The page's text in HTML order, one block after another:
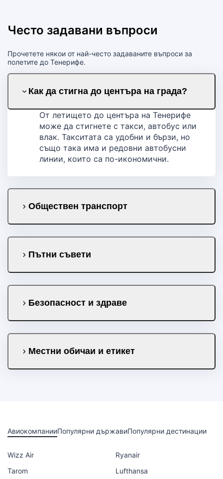
Често задавани въпроси
Прочетете някои от най-често задаваните въпроси за
полетите до Тенерифе.
Как да стигна до центъра на града?
От летището до центъра на Тенерифе
може да стигнете с такси, автобус или
влак. Такситата са удобни и бързи, но
също така има и редовни автобусни
линии, които са по-икономични.
Обществен транспорт
Пътни съвети
Безопасност и здраве
Местни обичаи и етикет
АвиокомпанииПопулярни държавиПопулярни дестинации
Wizz Air
Ryanair
Tarom
Lufthansa